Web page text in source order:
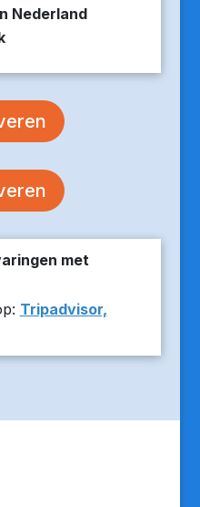
Nederland
met
Tripadvisor,